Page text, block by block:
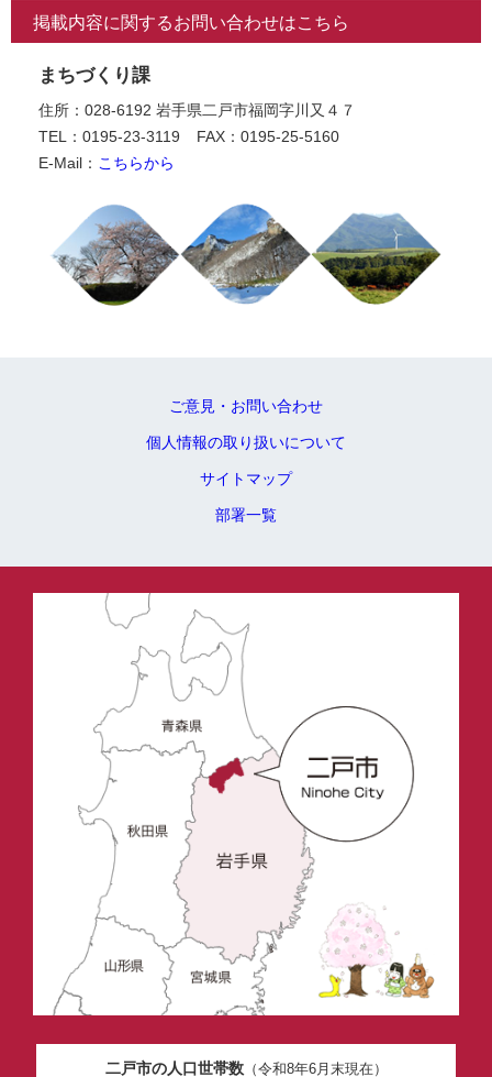
掲載内容に関するお問い合わせはこちら
まちづくり課
住所：028-6192 岩手県二戸市福岡字川又４７
TEL：0195-23-3119
FAX：0195-25-5160
E-Mail： こちらから
ご意見・お問い合わせ
個人情報の取り扱いについて
サイトマップ
部署一覧
二戸市の人口世帯数（令和8年6月末現在）